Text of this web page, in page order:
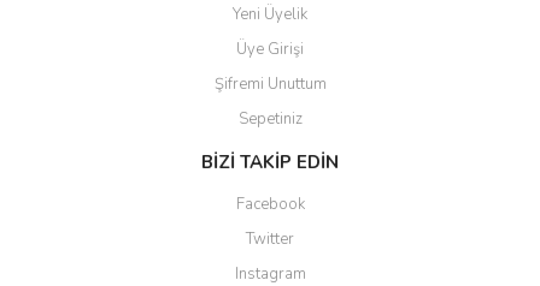
Yeni Üyelik
Üye Girişi
Şifremi Unuttum
Sepetiniz
BİZİ TAKİP EDİN
Facebook
Twitter
Instagram